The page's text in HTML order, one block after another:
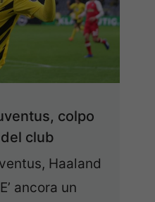
colpo
club
Haaland
ancora un